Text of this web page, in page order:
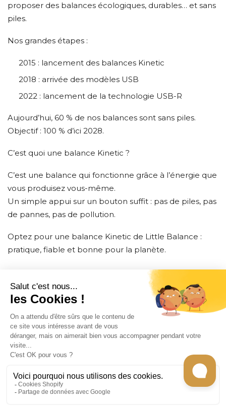
proposer des balances écologiques, durables… et sans
piles.
Nos grandes étapes :
2015 : lancement des balances Kinetic
2018 : arrivée des modèles USB
2022 : lancement de la technologie USB-R
Aujourd’hui, 60 % de nos balances sont sans piles.
Objectif : 100 % d’ici 2028.
C’est quoi une balance Kinetic ?
C’est une balance qui fonctionne grâce à l’énergie que
vous produisez vous-même.
Un simple appui sur un bouton suffit : pas de piles, pas
de pannes, pas de pollution.
Optez pour une balance Kinetic de Little Balance :
pratique, fiable et bonne pour la planète.
CONTACT
INFORMATION
EN SAVOIR PLUS
RECEVEZ LES RECETTES DE CHEF CARO